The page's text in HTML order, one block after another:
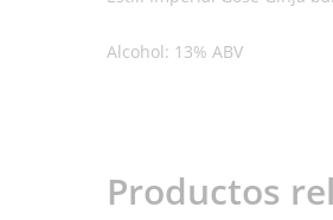
Alcohol: 13% ABV
Productos